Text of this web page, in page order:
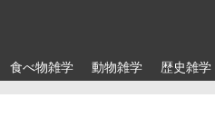
食べ物雑学 動物雑学 歴史雑学